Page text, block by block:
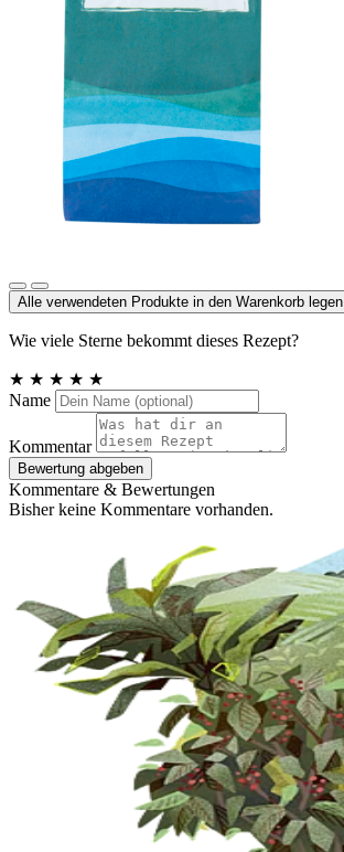
Alle verwendeten Produkte in den Warenkorb legen
Wie viele Sterne bekommt dieses Rezept?
★ ★ ★ ★ ★
Name
Kommentar
Bewertung abgeben
Kommentare & Bewertungen
Bisher keine Kommentare vorhanden.